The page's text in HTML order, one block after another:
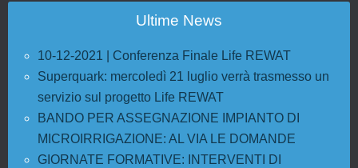
Ultime News
10-12-2021 | Conferenza Finale Life REWAT
Superquark: mercoledì 21 luglio verrà trasmesso un
servizio sul progetto Life REWAT
BANDO PER ASSEGNAZIONE IMPIANTO DI
MICROIRRIGAZIONE: AL VIA LE DOMANDE
GIORNATE FORMATIVE: INTERVENTI DI